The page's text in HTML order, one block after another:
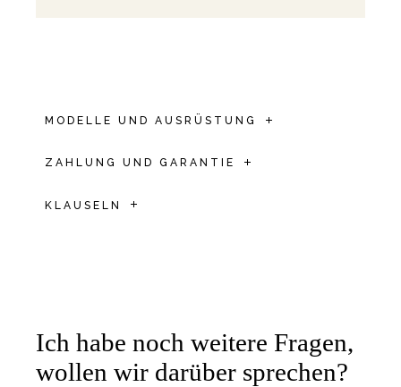
MODELLE UND AUSRÜSTUNG
ZAHLUNG UND GARANTIE
KLAUSELN
Ich habe noch weitere Fragen,
wollen wir darüber sprechen?